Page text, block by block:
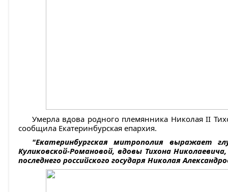
Умерла вдова родного племянника Николая II
сообщила Екатеринбурская епархия.
"Екатеринбургская митрополия выражает
Куликовской-Романовой, вдовы Тихона
последнего российского государя Николая